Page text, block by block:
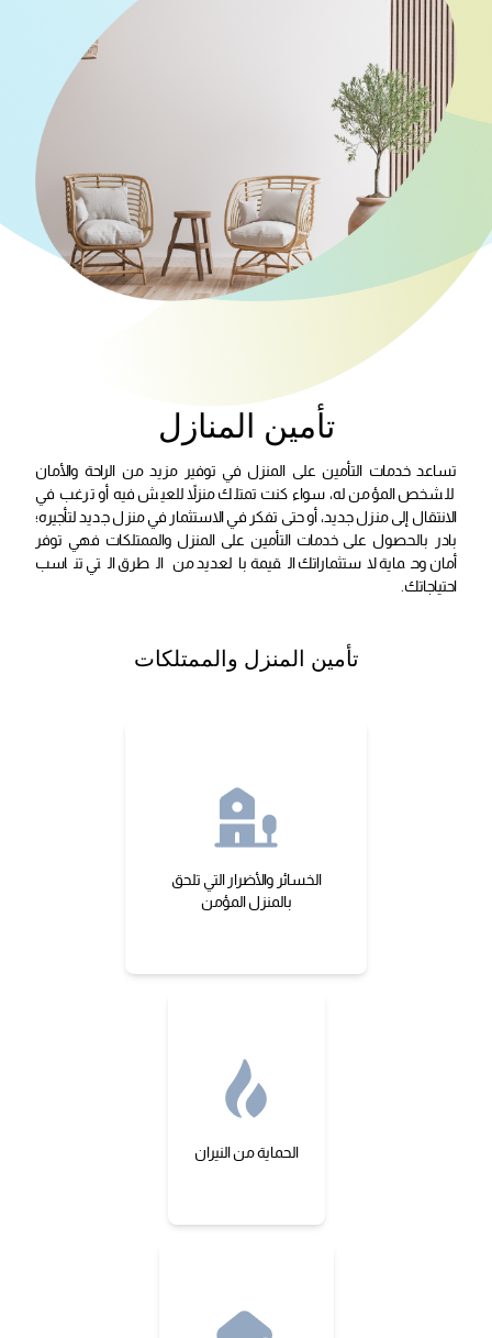
تأمين المنازل
تساعد خدمات التأمين على المنزل في توفير مزيد من الراحة والأمان
للشخص المؤمن له، سواء كنت تمتلك منزلاً للعيش فيه أو ترغب في
الانتقال إلى منزل جديد، أو حتى تفكر في الاستثمار في منزل جديد لتأجيره؛
بادر بالحصول على خدمات التأمين على المنزل والممتلكات فهي توفر
أمان وحماية لاستثماراتك القيمة بالعديد من الطرق التي تناسب
احتياجاتك.
تأمين المنزل والممتلكات
الخسائر والأضرار التي تلحق
بالمنزل المؤمن
الحماية من النيران